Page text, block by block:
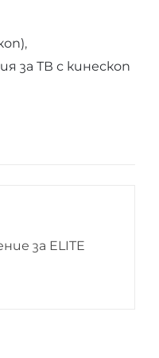
,
за ТВ с кинескоп
за ELITE